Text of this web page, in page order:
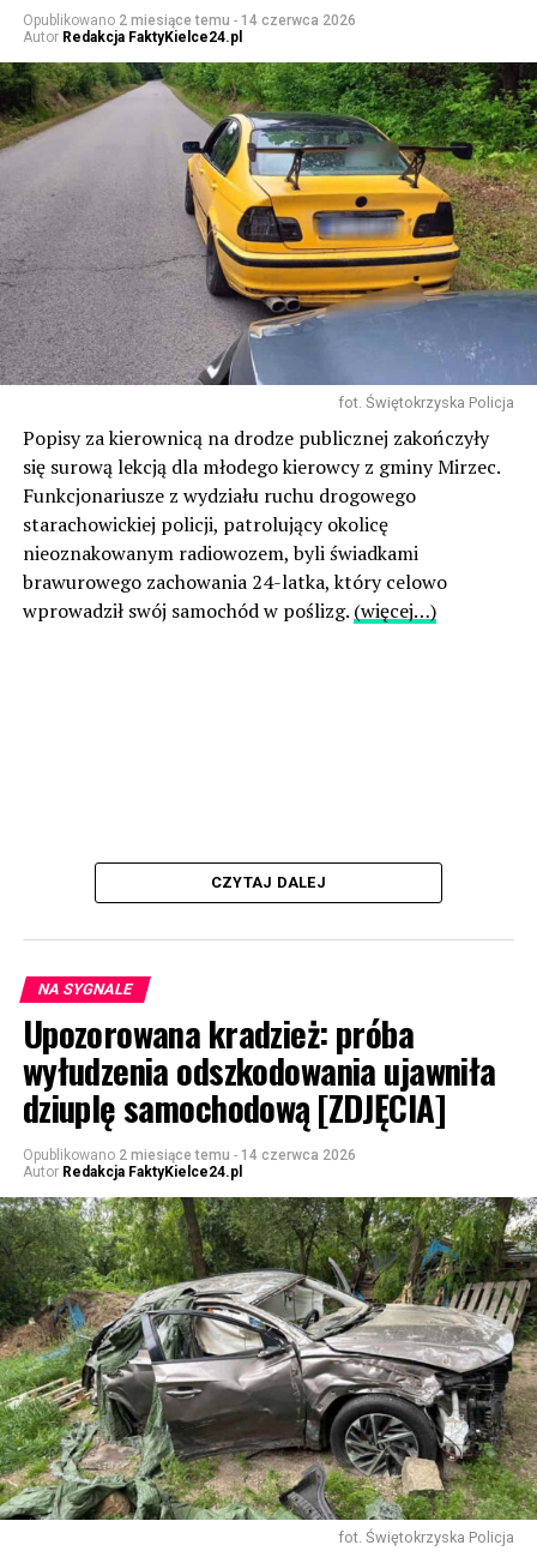
Opublikowano 2 miesiące temu - 14 czerwca 2026
Autor Redakcja FaktyKielce24.pl
fot. Świętokrzyska Policja
Popisy za kierownicą na drodze publicznej zakończyły
się surową lekcją dla młodego kierowcy z gminy Mirzec.
Funkcjonariusze z wydziału ruchu drogowego
starachowickiej policji, patrolujący okolicę
nieoznakowanym radiowozem, byli świadkami
brawurowego zachowania 24-latka, który celowo
wprowadził swój samochód w poślizg. (więcej…)
CZYTAJ DALEJ
NA SYGNALE
Upozorowana kradzież: próba
wyłudzenia odszkodowania ujawniła
dziuplę samochodową [ZDJĘCIA]
Opublikowano 2 miesiące temu - 14 czerwca 2026
Autor Redakcja FaktyKielce24.pl
fot. Świętokrzyska Policja